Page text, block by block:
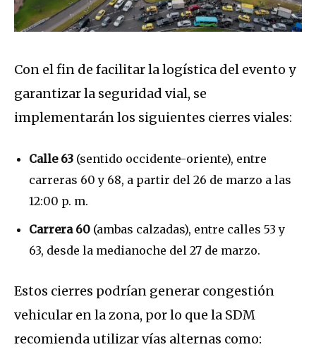
Con el fin de facilitar la logística del evento y
garantizar la seguridad vial, se
implementarán los siguientes cierres viales:
Calle 63 (sentido occidente-oriente), entre
carreras 60 y 68, a partir del 26 de marzo a las
12:00 p. m.
Carrera 60 (ambas calzadas), entre calles 53 y
63, desde la medianoche del 27 de marzo.
Estos cierres podrían generar congestión
vehicular en la zona, por lo que la SDM
recomienda utilizar vías alternas como: